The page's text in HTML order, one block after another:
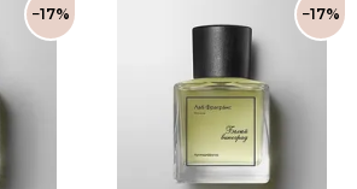
−17% −17%